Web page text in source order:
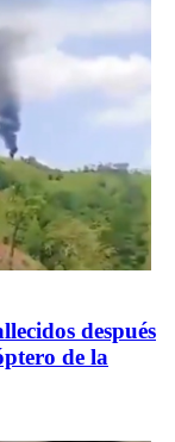
después
de la